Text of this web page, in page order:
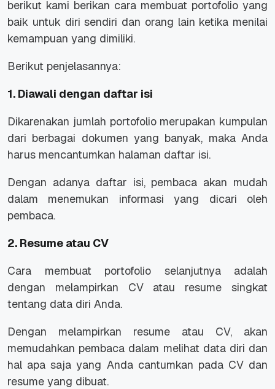
berikut kami berikan cara membuat portofolio yang
baik untuk diri sendiri dan orang lain ketika menilai
kemampuan yang dimiliki.
Berikut penjelasannya:
1. Diawali dengan daftar isi
Dikarenakan jumlah portofolio merupakan kumpulan
dari berbagai dokumen yang banyak, maka Anda
harus mencantumkan halaman daftar isi.
Dengan adanya daftar isi, pembaca akan mudah
dalam menemukan informasi yang dicari oleh
pembaca.
2. Resume atau CV
Cara membuat portofolio selanjutnya adalah
dengan melampirkan CV atau resume singkat
tentang data diri Anda.
Dengan melampirkan resume atau CV, akan
memudahkan pembaca dalam melihat data diri dan
hal apa saja yang Anda cantumkan pada CV dan
resume yang dibuat.